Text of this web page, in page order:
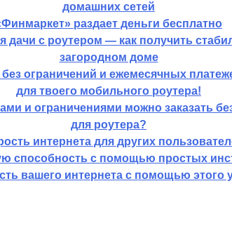
домашних сетей
раздает деньги бесплатно
дачи с роутером — как получить
загородном доме
ограничений и ежемесячных
для твоего мобильного роутера!
и ограничениями можно заказать
для роутера?
интернета для других
способность с помощью простых
вашего интернета с помощью этого